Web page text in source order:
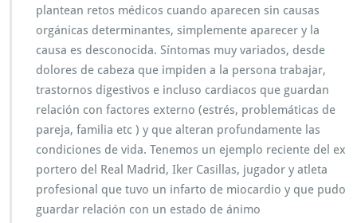
plantean retos médicos cuando aparecen sin causas
orgánicas determinantes, simplemente aparecer y la
causa es desconocida. Síntomas muy variados, desde
dolores de cabeza que impiden a la persona trabajar,
trastornos digestivos e incluso cardiacos que guardan
relación con factores externo (estrés, problemáticas de
pareja, familia etc ) y que alteran profundamente las
condiciones de vida. Tenemos un ejemplo reciente del ex
portero del Real Madrid, Iker Casillas, jugador y atleta
profesional que tuvo un infarto de miocardio y que pudo
guardar relación con un estado de ánimo